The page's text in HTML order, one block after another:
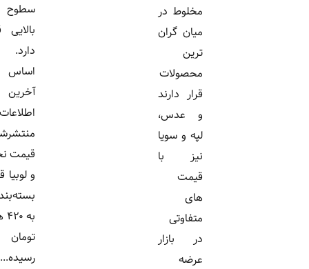
مخلوط در
میان گران
ترین
محصولات
قرار دارند
و عدس،
لپه و سویا
نیز با
قیمت
متفاوتی
در بازار
عرضه
سطوح
بالایی قرار
دارد. بر
اساس
آخرین
اطلاعات
منتشرشده،
قیمت نخود
و لوبیا قرمز
بسته‌بندی
به ۴۲۰ هزار
تومان
رسیده...